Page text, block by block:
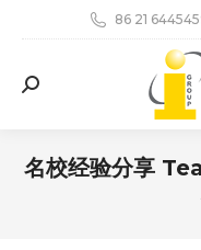
86 21
Search:
名校经验分享